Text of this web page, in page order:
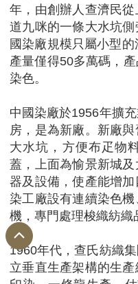
年，由創辦人查濟民
道九咪的一條大水坑
國染廠規模只屬小型
產量僅得50多萬碼，
染色。
中國染廠於1956年擴
房，是為新廠。新廠
大水坑，方便布疋物
蓋，上面為愉景新城
器及設備，使產能增
染工廠設有連續染色
機，專門處理梭織紡織
1960年代，查氏紡織
立垂直生產架構的生